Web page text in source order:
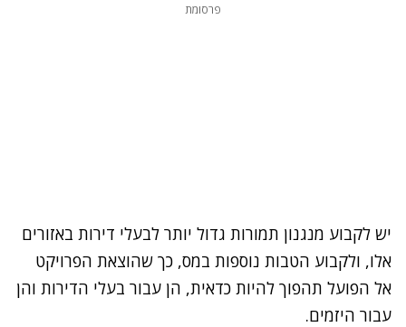
פרסומת
יש לקבוע מנגנון תמורות גדול יותר לבעלי דירות באזורים
אלו, ולקבוע הטבות נוספות במס, כך שהוצאת הפרויקט
אל הפועל תהפוך להיות כדאית, הן עבור בעלי הדירות והן
עבור היזמים.